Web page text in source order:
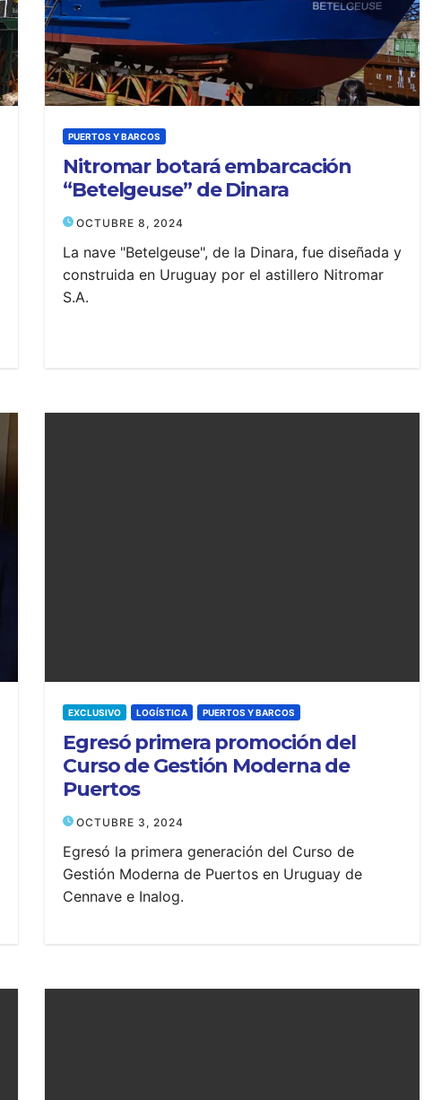
PUERTOS Y BARCOS
Nitromar botará embarcación
“Betelgeuse” de Dinara
OCTUBRE 8, 2024
La nave "Betelgeuse", de la Dinara, fue diseñada y
construida en Uruguay por el astillero Nitromar
S.A.
EXCLUSIVO LOGÍSTICA PUERTOS Y BARCOS
Egresó primera promoción del
Curso de Gestión Moderna de
Puertos
OCTUBRE 3, 2024
Egresó la primera generación del Curso de
Gestión Moderna de Puertos en Uruguay de
Cennave e Inalog.